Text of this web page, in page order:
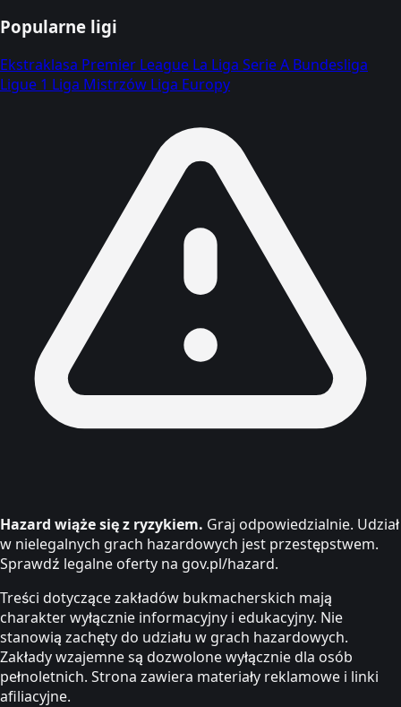
Popularne ligi
Ekstraklasa Premier League La Liga Serie A Bundesliga
Ligue 1 Liga Mistrzów Liga Europy
Hazard wiąże się z ryzykiem. Graj odpowiedzialnie. Udział
w nielegalnych grach hazardowych jest przestępstwem.
Sprawdź legalne oferty na gov.pl/hazard.
Treści dotyczące zakładów bukmacherskich mają
charakter wyłącznie informacyjny i edukacyjny. Nie
stanowią zachęty do udziału w grach hazardowych.
Zakłady wzajemne są dozwolone wyłącznie dla osób
pełnoletnich. Strona zawiera materiały reklamowe i linki
afiliacyjne.